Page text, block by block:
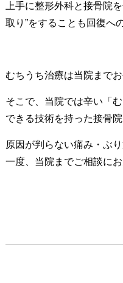
上手に整形外科と接骨院
取り”をすることも回復へ
むちうち治療は当院まで
そこで、当院では辛い「
できる技術を持った接骨院
原因が判らない痛み・ぶ
一度、当院までご相談にお